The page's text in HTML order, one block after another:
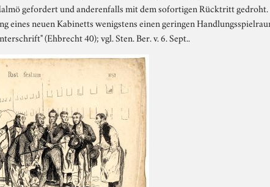
gefordert und anderenfalls mit dem sofortigen Rücktritt
eines neuen Kabinetts wenigstens einen geringen
(Ehbrecht 40); vgl. Sten. Ber. v. 6. Sept..